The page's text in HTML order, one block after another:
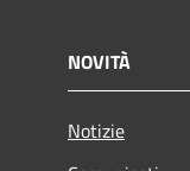
NOVITÀ
Notizie